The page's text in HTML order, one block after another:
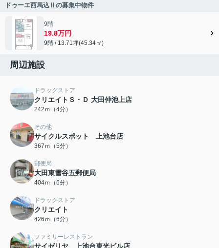
ドゥーエ西馬込Ⅱの募集中物件
9階
19.8万円
9階 / 13.71坪(45.34㎡)
周辺施設
ドラッグストア
クリエイトＳ・Ｄ 大田仲池上店
242ｍ（4分）
その他
サイクルスポット 上池台店
367ｍ（5分）
郵便局
大田東雪谷五郵便局
404ｍ（6分）
ドラッグストア
クリエイト
426ｍ（6分）
ファミリーレストラン
サイゼリヤ 上池台東光ビル店